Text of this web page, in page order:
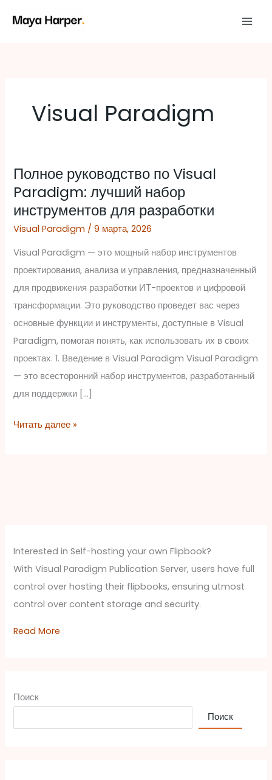
Visual Paradigm
Полное руководство по Visual
Paradigm: лучший набор
инструментов для разработки
Visual Paradigm /9 марта, 2026
Visual Paradigm — это мощный набор инструментов
проектирования, анализа и управления, предназначенный
для продвижения разработки ИТ-проектов и цифровой
трансформации. Это руководство проведет вас через
основные функции и инструменты, доступные в Visual
Paradigm, помогая понять, как использовать их в своих
проектах. 1. Введение в Visual Paradigm Visual Paradigm
— это всесторонний набор инструментов, разработанный
для поддержки […]
Полное
руководство
по
Visual
набор
инструментов
для
разработки
Читать далее »
Interested in Self-hosting your own Flipbook?
With Visual Paradigm Publication Server, users have full
control over hosting their flipbooks, ensuring utmost
control over content storage and security.
Read More
Поиск
Поиск